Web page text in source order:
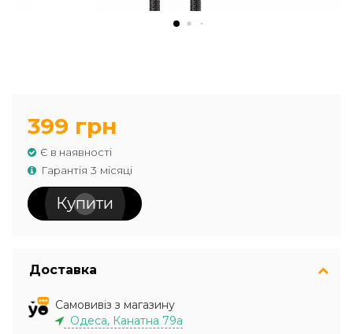
399 грн
Є в наявності
Гарантія 3 місяці
Купити
Доставка
Самовивіз з магазину
Одеса, Канатна 79а